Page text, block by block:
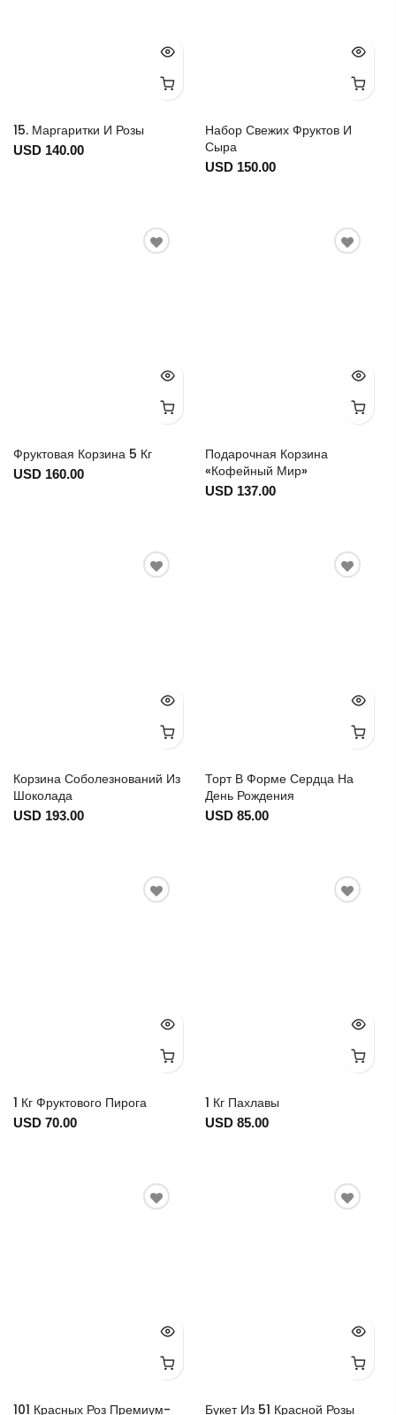
15. Маргаритки И Розы
USD 140.00
Набор Свежих Фруктов И
Сыра
USD 150.00
Фруктовая Корзина 5 Кг
USD 160.00
Подарочная Корзина
«Кофейный Мир»
USD 137.00
Корзина Соболезнований Из
Шоколада
USD 193.00
Торт В Форме Сердца На
День Рождения
USD 85.00
1 Кг Фруктового Пирога
USD 70.00
1 Кг Пахлавы
USD 85.00
101 Красных Роз Премиум-
Букет Из 51 Красной Розы